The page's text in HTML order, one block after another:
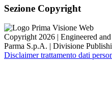
Sezione Copyright
Copyright 2026 | Engineered
Parma S.p.A. | Divisione
Disclaimer trattamento dati